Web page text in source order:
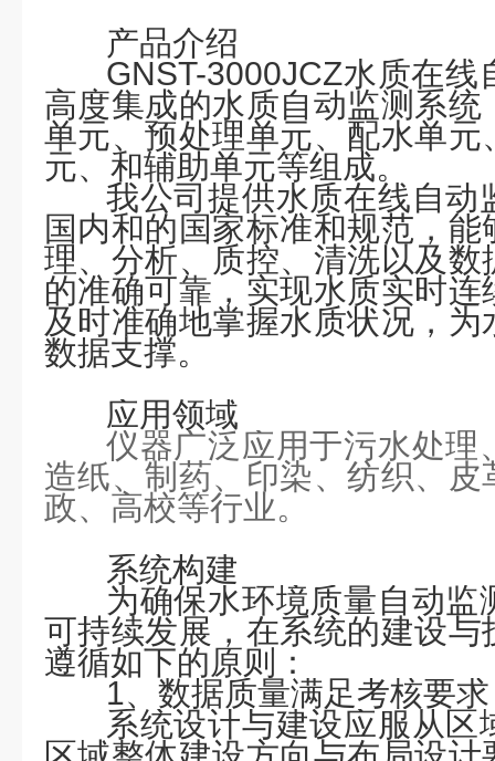
产品介绍
GNST-3000JCZ水质在线
高度集成的水质自动监测系
单元、预处理单元、配水单
元、和辅助单元等组成。
我公司提供水质在线自动
国内和的国家标准和规范，
理、分析、质控、清洗以及
的准确可靠，实现水质实时
及时准确地掌握水质状况，
数据支撑。
应用领域
仪器广泛应用于污水处理
造纸、制药、印染、纺织、
政、高校等行业。
系统构建
为确保水环境质量自动监
可持续发展，在系统的建设
遵循如下的原则：
1、数据质量满足考核要求
系统设计与建设应服从区